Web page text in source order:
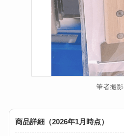
筆者撮影
商品詳細（2026年1月時点）